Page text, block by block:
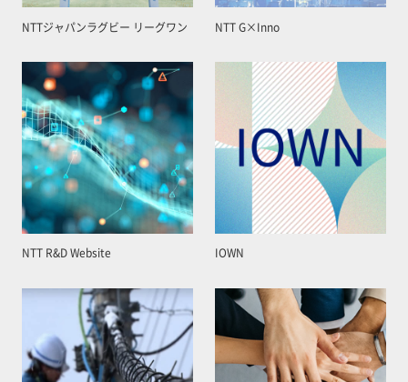
NTTジャパンラグビー リーグワン NTT G×Inno
NTT R&D Website IOWN